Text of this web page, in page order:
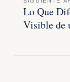
Lo Que
Visible de